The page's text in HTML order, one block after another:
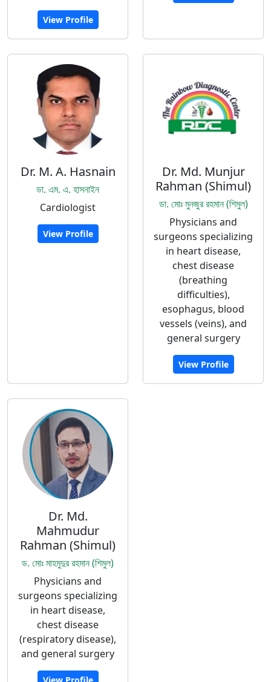
View Profile
Dr. M. A. Hasnain
ডা. এম. এ. হাসনাইন
Cardiologist
View Profile
Dr. Md. Munjur
Rahman (Shimul)
ডা. মোঃ মুনজুর রহমান (শিমুল)
Physicians and
surgeons specializing
in heart disease,
chest disease
(breathing
difficulties),
esophagus, blood
vessels (veins), and
general surgery
View Profile
Dr. Md.
Mahmudur
Rahman (Shimul)
ড. মোঃ মাহমুদুর রহমান (শিমুল)
Physicians and
surgeons specializing
in heart disease,
chest disease
(respiratory disease),
and general surgery